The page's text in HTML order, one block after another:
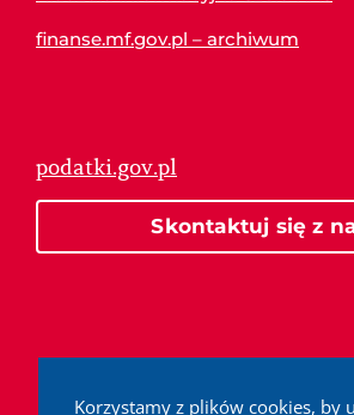
Korzystamy z plików cookies, by
finanse.mf.gov.pl – archiwum
podatki.gov.pl
Skontaktuj się z